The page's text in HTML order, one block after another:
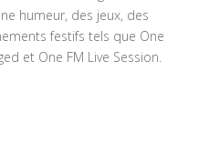
humeur, des jeux, des
festifs tels que One
et One FM Live Session.